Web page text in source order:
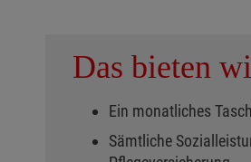
Das bieten
Ein monatliches
Sämtliche